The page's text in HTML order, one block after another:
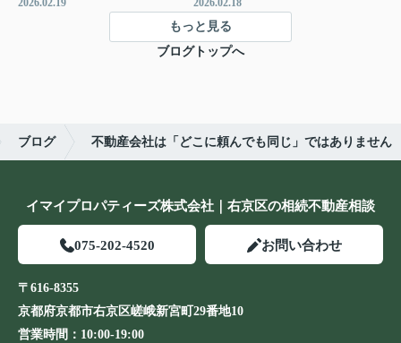
2026.02.19 2026.02.18
もっと見る
ブログトップへ
ブログ 不動産会社は「どこに頼んでも同じ」ではありません
イマイプロパティーズ株式会社｜右京区の相続不動産相談
075-202-4520 お問い合わせ
〒616-8355
京都府京都市右京区嵯峨新宮町29番地10
営業時間： 10:00-19:00